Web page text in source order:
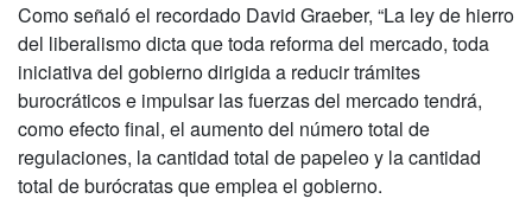
Como señaló el recordado David Graeber, “La ley de hierro
del liberalismo dicta que toda reforma del mercado, toda
iniciativa del gobierno dirigida a reducir trámites
burocráticos e impulsar las fuerzas del mercado tendrá,
como efecto final, el aumento del número total de
regulaciones, la cantidad total de papeleo y la cantidad
total de burócratas que emplea el gobierno.